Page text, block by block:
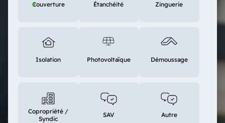
Couverture Étanchéité Zinguerie
Isolation Photovoltaïque Démoussage
Copropriété /
Syndic
SAV Autre